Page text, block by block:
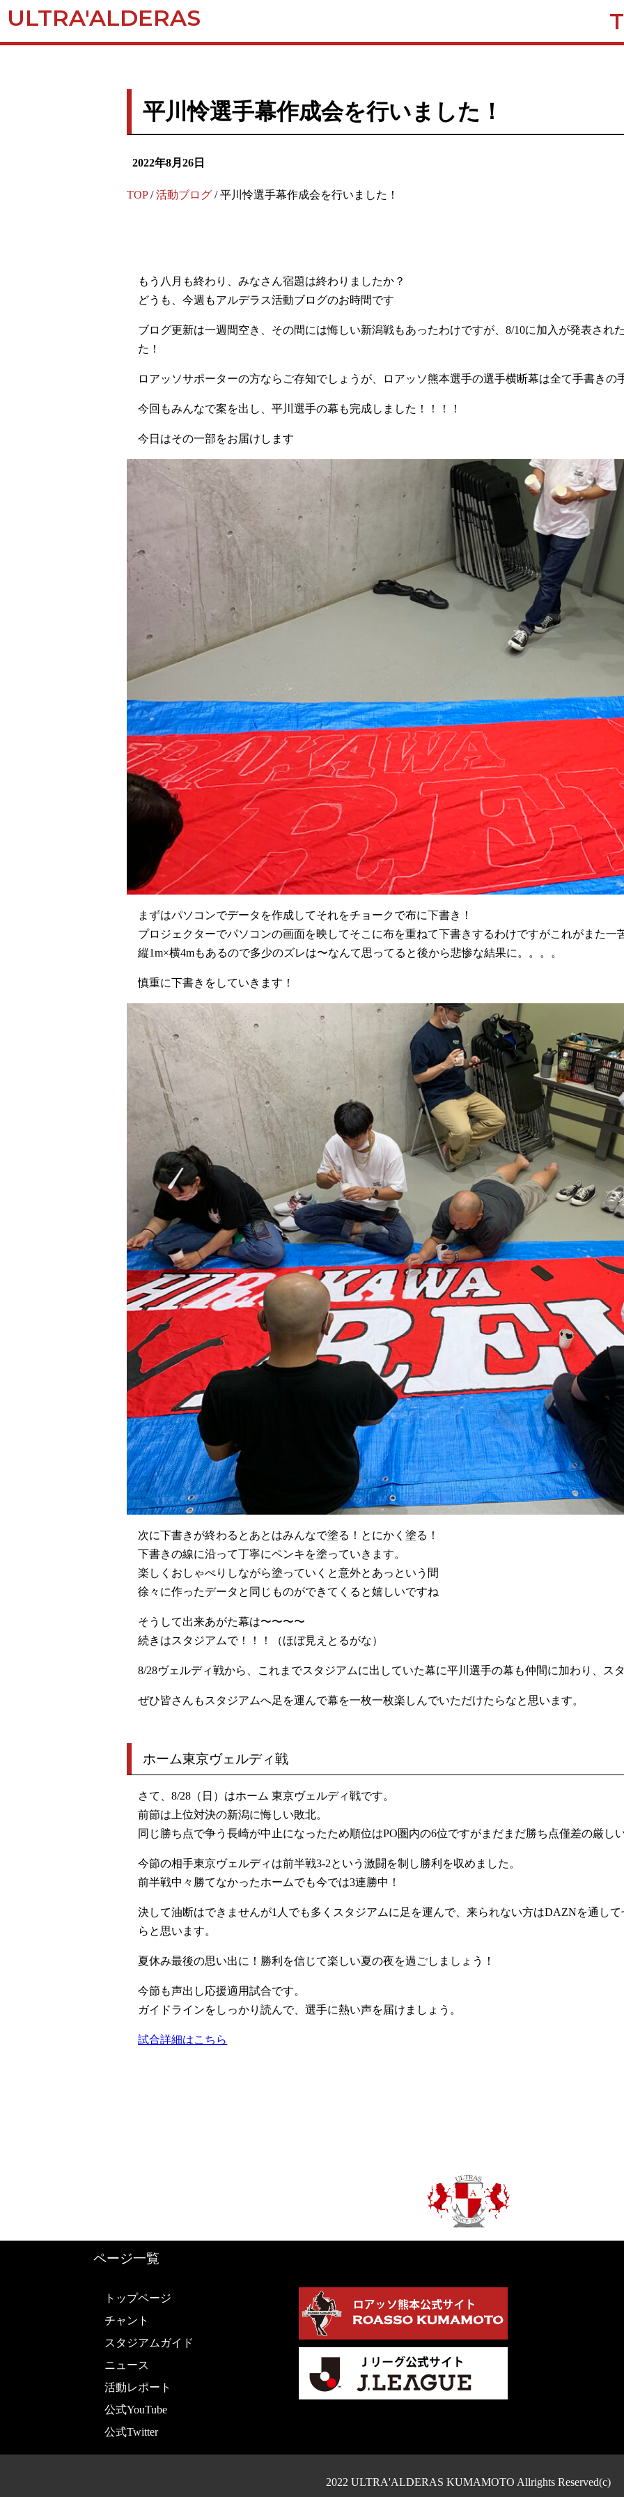
ULTRA'ALDERAS
平川怜選手幕作成会を行いました！
2022年8月26⽇
TOP/活動ブログ /平川怜選手幕作成会を行いました！
もう八月も終わり、みなさん宿題は終わりましたか？
どうも、今週もアルデラス活動ブログのお時間です
ブログ更新は一週間空き、その間には悔しい新潟戦もあったわけですが、8/10に加入が発表され
た！
ロアッソサポーターの方ならご存知でしょうが、ロアッソ熊本選手の選手横断幕は全て手書きの
今回もみんなで案を出し、平川選手の幕も完成しました！！！！
今日はその一部をお届けします
まずはパソコンでデータを作成してそれをチョークで布に下書き！
プロジェクターでパソコンの画面を映してそこに布を重ねて下書きするわけですがこれがまた一
縦1m×横4mもあるので多少のズレは〜なんて思ってると後から悲惨な結果に。。。。
慎重に下書きをしていきます！
次に下書きが終わるとあとはみんなで塗る！とにかく塗る！
下書きの線に沿って丁寧にペンキを塗っていきます。
楽しくおしゃべりしながら塗っていくと意外とあっという間
徐々に作ったデータと同じものができてくると嬉しいですね
そうして出来あがた幕は〜〜〜〜
続きはスタジアムで！！！（ほぼ見えとるがな）
8/28ヴェルディ戦から、これまでスタジアムに出していた幕に平川選手の幕も仲間に加わり、ス
ぜひ皆さんもスタジアムへ足を運んで幕を一枚一枚楽しんでいただけたらなと思います。
ホーム東京ヴェルディ戦
さて、8/28（日）はホーム 東京ヴェルディ戦です。
前節は上位対決の新潟に悔しい敗北。
同じ勝ち点で争う長崎が中止になったため順位はPO圏内の6位ですがまだまだ勝ち点僅差の厳し
今節の相手東京ヴェルディは前半戦3-2という激闘を制し勝利を収めました。
前半戦中々勝てなかったホームでも今では3連勝中！
決して油断はできませんが1人でも多くスタジアムに足を運んで、来られない方はDAZNを通し
らと思います。
夏休み最後の思い出に！勝利を信じて楽しい夏の夜を過ごしましょう！
今節も声出し応援適用試合です。
ガイドラインをしっかり読んで、選手に熱い声を届けましょう。
試合詳細はこちら
ページ一覧
トップページ
チャント
スタジアムガイド
ニュース
活動レポート
公式YouTube
公式Twitter
2022 ULTRA'ALDERAS KUMAMOTO Allrights Reserved(c)